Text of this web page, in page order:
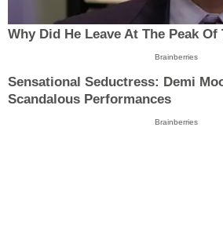
Why Did He Leave At The Peak
Brainberries
Sensational Seductress: Demi
Scandalous Performances
Brainberries